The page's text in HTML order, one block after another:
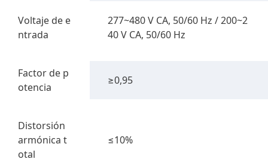
Voltaje de e
ntrada
277~480 V CA, 50/60 Hz / 200~2
40 V CA, 50/60 Hz
Factor de p
otencia
≥0,95
Distorsión
armónica t
otal
≤10%